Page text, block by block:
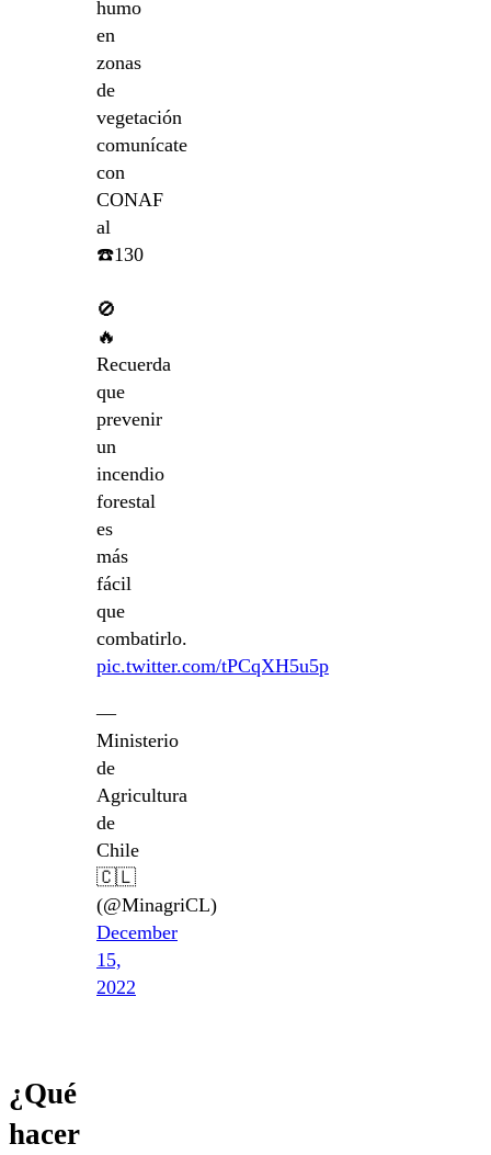
humo
en
zonas
de
vegetación
comunícate
con
CONAF
al
☎️130
🚫
🔥
Recuerda
que
prevenir
un
incendio
forestal
es
más
fácil
que
combatirlo.
pic.twitter.com/tPCqXH5u5p
—
Ministerio
de
Agricultura
de
Chile
🇨🇱
(@MinagriCL)
December
15,
2022
¿Qué
hacer